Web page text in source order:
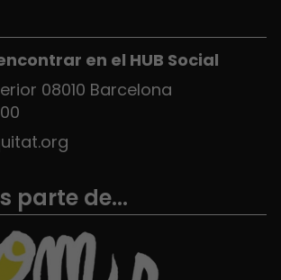
en el HUB Social
08010 Barcelona
parte de...